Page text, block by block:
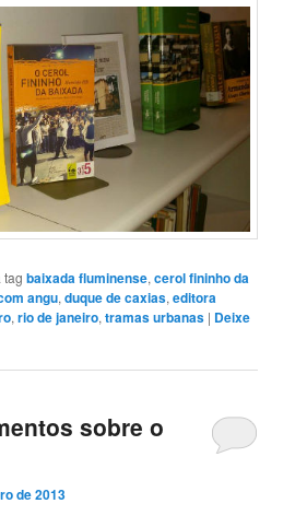
tagbaixada fluminense,cerol fininho da
angu,duque de caxias,editora
,rio de janeiro,tramas urbanas | Deixe
sobre o
de 2013